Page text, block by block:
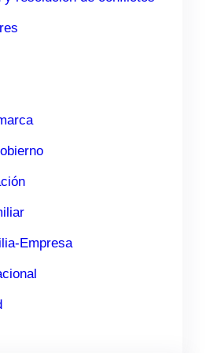
Empresa